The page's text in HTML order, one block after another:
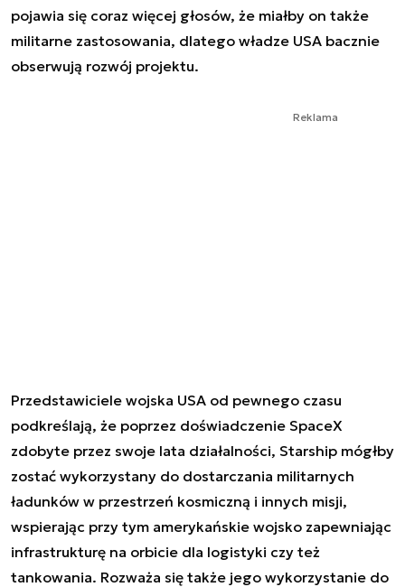
pojawia się coraz więcej głosów, że miałby on także
militarne zastosowania, dlatego władze USA bacznie
obserwują rozwój projektu.
Reklama
Przedstawiciele wojska USA od pewnego czasu
podkreślają, że poprzez doświadczenie SpaceX
zdobyte przez swoje lata działalności, Starship mógłby
zostać wykorzystany do dostarczania militarnych
ładunków w przestrzeń kosmiczną i innych misji,
wspierając przy tym amerykańskie wojsko zapewniając
infrastrukturę na orbicie dla logistyki czy też
tankowania. Rozważa się także jego wykorzystanie do